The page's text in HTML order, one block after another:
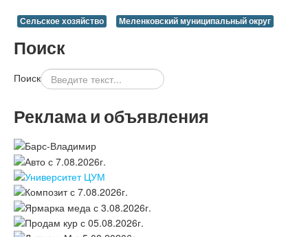
Сельское хозяйство Меленковский муниципальный округ
Поиск
Поиск
Реклама и объявления